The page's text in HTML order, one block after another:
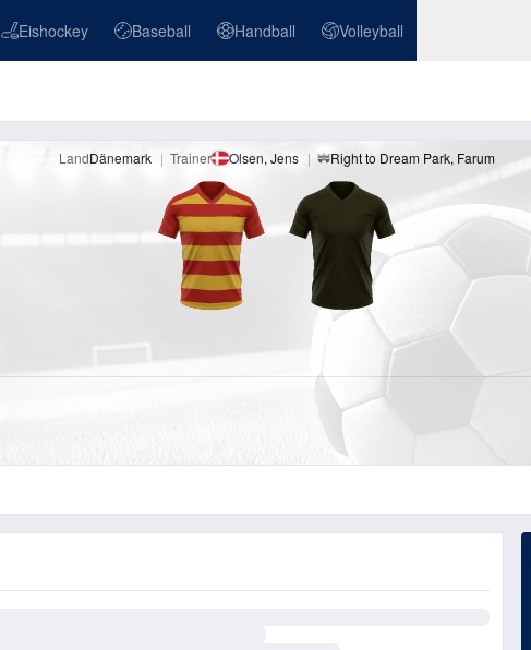
Eishockey
Eishockey Baseball
Baseball Handball
Handball Volleyball
Volleyball
LandDänemark | Trainer Olsen, Jens | Stadion
Right to Dream Park, Farum